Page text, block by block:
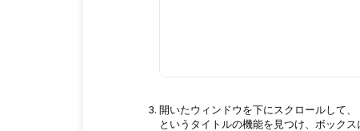
開いたウィンドウを下にスクロールして、
というタイトルの機能を見つけ、ボック